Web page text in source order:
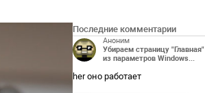
Последние комментарии
Аноним
Убираем страницу "Главная"
из параметров Windows...
her оно работает